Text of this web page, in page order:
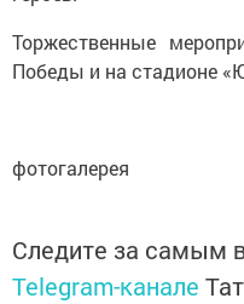
Торжественные
Победы и на стадионе
фотогалерея
Следите за самым
Telegram-канале